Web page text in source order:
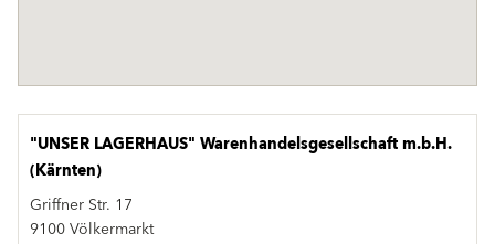
"UNSER LAGERHAUS" Warenhandelsgesellschaft m.b.H.
(Kärnten)
Griffner Str. 17
9100 Völkermarkt